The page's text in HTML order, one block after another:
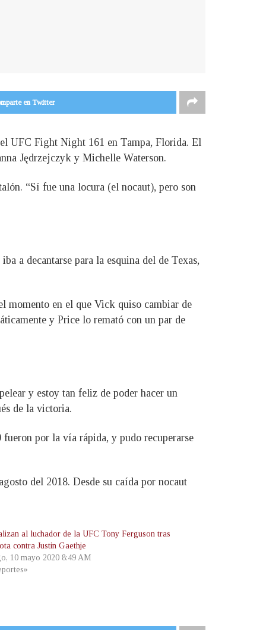
en Twitter
UFC Fight Night 161 en Tampa, Florida. El
Jędrzejczyk y Michelle Waterson.
“Sí fue una locura (el nocaut), pero son
a decantarse para la esquina del de Texas,
momento en el que Vick quiso cambiar de
y Price lo remató con un par de
y estoy tan feliz de poder hacer un
de la victoria.
por la vía rápida, y pudo recuperarse
del 2018. Desde su caída por nocaut
al luchador de la UFC Tony Ferguson tras
contra Justin Gaethje
10 mayo 2020 8:49 AM